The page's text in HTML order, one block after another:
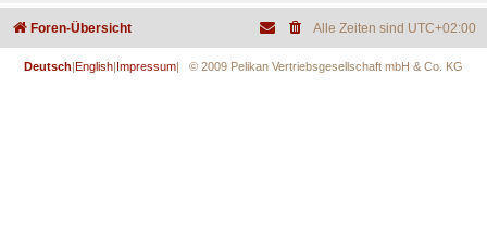
Foren-Übersicht Alle Zeiten sind UTC+02:00
Deutsch|English|Impressum| © 2009 Pelikan Vertriebsgesellschaft mbH & Co. KG